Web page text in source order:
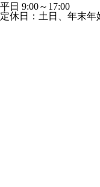
平日 9:00～17:00
定休日：土日、年末年